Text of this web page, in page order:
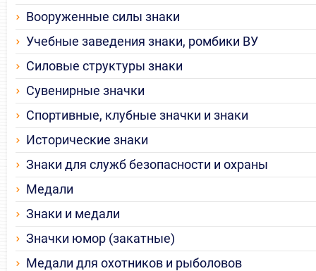
Вооруженные силы знаки
Учебные заведения знаки, ромбики ВУ
Силовые структуры знаки
Сувенирные значки
Спортивные, клубные значки и знаки
Исторические знаки
Знаки для служб безопасности и охраны
Медали
Знаки и медали
Значки юмор (закатные)
Медали для охотников и рыболовов